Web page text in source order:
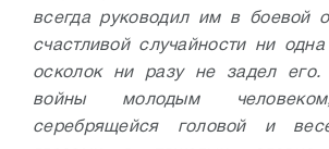
всегда руководил им в боевой
счастливой случайности ни
осколок ни разу не задел
войны молодым
серебрящейся головой и